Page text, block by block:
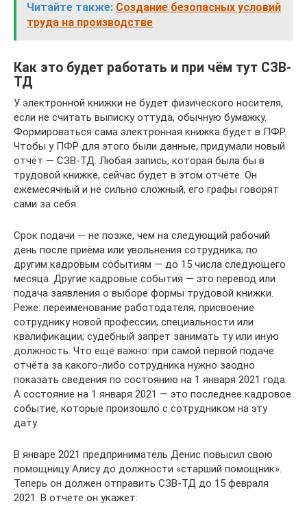
Читайте также: Создание безопасных условий
труда на производстве
Как это будет работать и при чём тут СЗВ-
ТД
У электронной книжки не будет физического носителя,
если не считать выписку оттуда, обычную бумажку.
Формироваться сама электронная книжка будет в ПФР.
Чтобы у ПФР для этого были данные, придумали новый
отчёт — СЗВ-ТД. Любая запись, которая была бы в
трудовой книжке, сейчас будет в этом отчёте. Он
ежемесячный и не сильно сложный, его графы говорят
сами за себя:
Срок подачи — не позже, чем на следующий рабочий
день после приёма или увольнения сотрудника; по
другим кадровым событиям — до 15 числа следующего
месяца. Другие кадровые события — это перевод или
подача заявления о выборе формы трудовой книжки.
Реже: переименование работодателя; присвоение
сотруднику новой профессии, специальности или
квалификации; судебный запрет занимать ту или иную
должность. Что ещё важно: при самой первой подаче
отчёта за какого-либо сотрудника нужно заодно
показать сведения по состоянию на 1 января 2021 года.
А состояние на 1 января 2021 — это последнее кадровое
событие, которые произошло с сотрудником на эту
дату.
В январе 2021 предприниматель Денис повысил свою
помощницу Алису до должности «старший помощник».
Теперь он должен отправить СЗВ-ТД до 15 февраля
2021. В отчёте он укажет: